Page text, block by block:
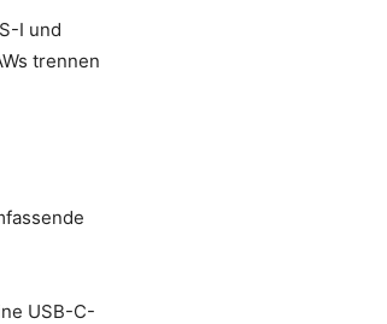
I und
trennen
USB-C-